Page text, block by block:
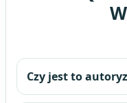
Czy jest to